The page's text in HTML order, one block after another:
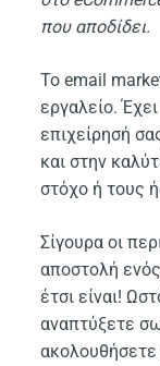
που αποδίδει.
Το email
εργαλείο.
επιχείρησή
και στην
στόχο ή τους
Σίγουρα οι
αποστολή
έτσι είναι!
αναπτύξετε
ακολουθήσετε